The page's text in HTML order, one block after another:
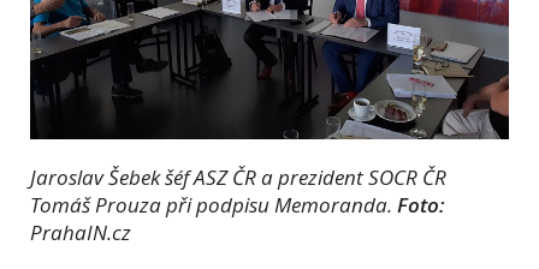
Jaroslav Šebek šéf ASZ ČR a prezident SOCR ČR
Tomáš Prouza při podpisu Memoranda. Foto:
PrahaIN.cz